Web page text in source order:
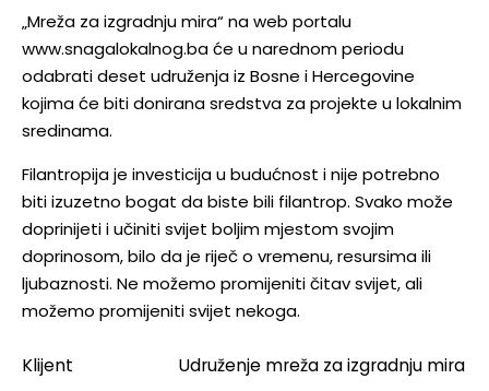
„Mreža za izgradnju mira“ na web portalu
www.snagalokalnog.ba će u narednom periodu
odabrati deset udruženja iz Bosne i Hercegovine
kojima će biti donirana sredstva za projekte u lokalnim
sredinama.
Filantropija je investicija u budućnost i nije potrebno
biti izuzetno bogat da biste bili filantrop. Svako može
doprinijeti i učiniti svijet boljim mjestom svojim
doprinosom, bilo da je riječ o vremenu, resursima ili
ljubaznosti. Ne možemo promijeniti čitav svijet, ali
možemo promijeniti svijet nekoga.
Klijent
Udruženje mreža za izgradnju mira